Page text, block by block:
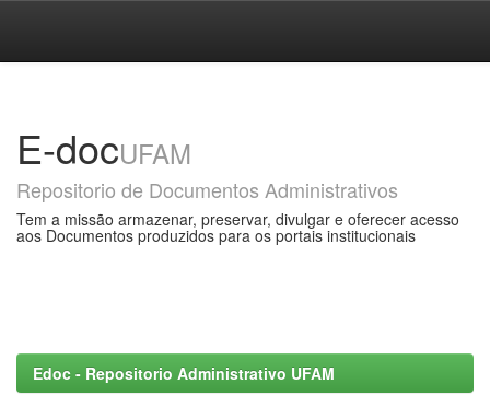
E-docUFAM
Repositorio de Documentos Administrativos
Tem a missão armazenar, preservar, divulgar e oferecer acesso
aos Documentos produzidos para os portais institucionais
Edoc - Repositorio Administrativo UFAM